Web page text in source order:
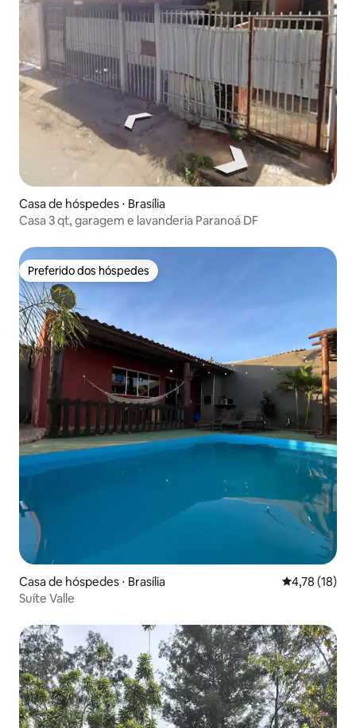
Casa de hóspedes ⋅ Brasília
Casa 3 qt, garagem e lavanderia Paranoá DF
Preferido dos hóspedes
Preferido dos hóspedes
Casa de hóspedes ⋅ Brasília 4,78 de uma
4,78 (18)
Suíte Valle